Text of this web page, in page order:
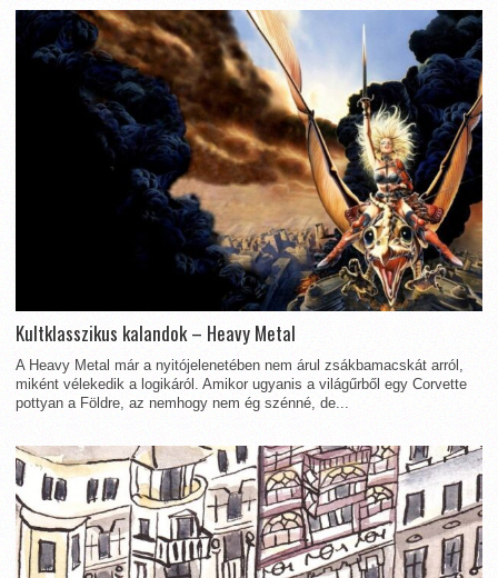
Kultklasszikus kalandok – Heavy Metal
A Heavy Metal már a nyitójelenetében nem árul zsákbamacskát arról,
miként vélekedik a logikáról. Amikor ugyanis a világűrből egy Corvette
pottyan a Földre, az nemhogy nem ég szénné, de...